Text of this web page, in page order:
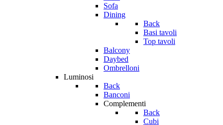
Sofa
Dining
Back
Basi tavoli
Top tavoli
Balcony
Daybed
Ombrelloni
Luminosi
Back
Banconi
Complementi
Back
Cubi